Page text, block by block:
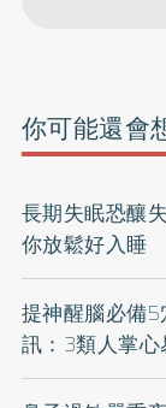
你可能還會
長期失眠恐釀
你放鬆好入睡
提神醒腦必備
訊：3類人掌